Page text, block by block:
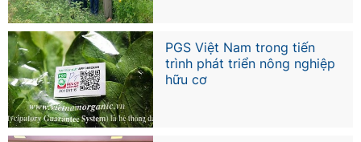
PGS Việt Nam trong tiến
trình phát triển nông nghiệp
hữu cơ